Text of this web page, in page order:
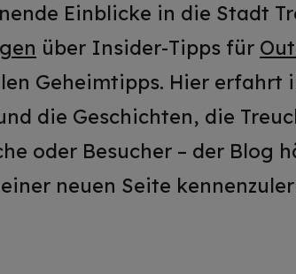
Einblicke in die Stadt
über Insider-Tipps für
Geheimtipps. Hier erfahrt
die Geschichten, die
oder Besucher – der Blog
neuen Seite